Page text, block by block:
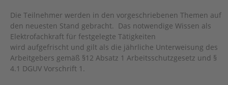
Die Teilnehmer werden in den vorgeschriebenen Themen auf
den neuesten Stand gebracht. Das notwendige Wissen als
Elektrofachkraft für festgelegte Tätigkeiten
wird aufgefrischt und gilt als die jährliche Unterweisung des
Arbeitgebers gemäß §12 Absatz 1 Arbeitsschutzgesetz und §
4.1 DGUV Vorschrift 1.